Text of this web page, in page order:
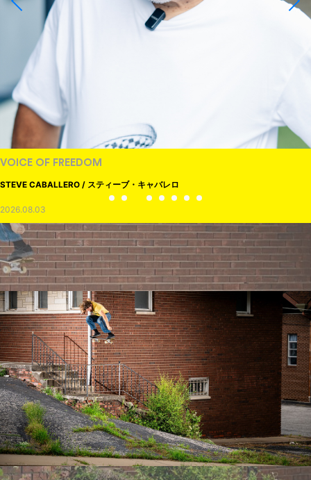
VOICE OF FREEDOM
STEVE CABALLERO / スティーブ・キャバレロ
2026.08.03